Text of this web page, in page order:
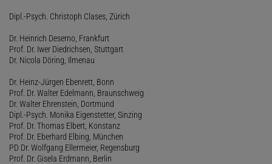
Dipl.-Psych. Christoph Clases, Zürich
Dr. Heinrich Deserno, Frankfurt
Prof. Dr. Iwer Diedrichsen, Stuttgart
Dr. Nicola Döring, Ilmenau
Dr. Heinz-Jürgen Ebenrett, Bonn
Prof. Dr. Walter Edelmann, Braunschweig
Dr. Walter Ehrenstein, Dortmund
Dipl.-Psych. Monika Eigenstetter, Sinzing
Prof. Dr. Thomas Elbert, Konstanz
Prof. Dr. Eberhard Elbing, München
PD Dr. Wolfgang Ellermeier, Regensburg
Prof. Dr. Gisela Erdmann, Berlin